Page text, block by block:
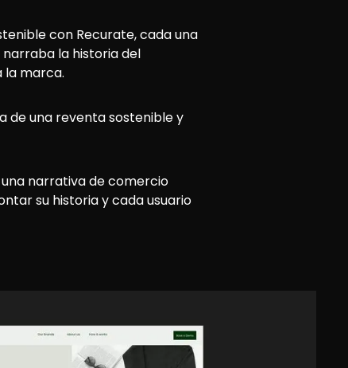
con Recurate, cada una
la historia del
la marca.
de una reventa sostenible y
narrativa de comercio
su historia y cada usuario